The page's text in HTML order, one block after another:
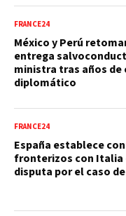
FRANCE24
México y Perú
entrega
ministra tras años de
diplomático
FRANCE24
España establece
fronterizos con Italia
disputa por el caso